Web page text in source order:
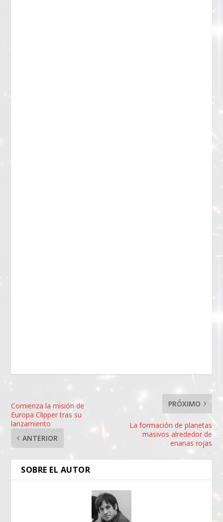
Comienza la misión de
Europa Clipper tras su
lanzamiento
ANTERIOR
PRÓXIMO
La formación de planetas
masivos alrededor de
enanas rojas
SOBRE EL AUTOR